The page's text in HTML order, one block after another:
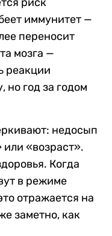
иммунитет —
переносит
мозга —
реакции
но год за годом
недосып
или «возраст».
Когда
в режиме
отражается на
заметно, как